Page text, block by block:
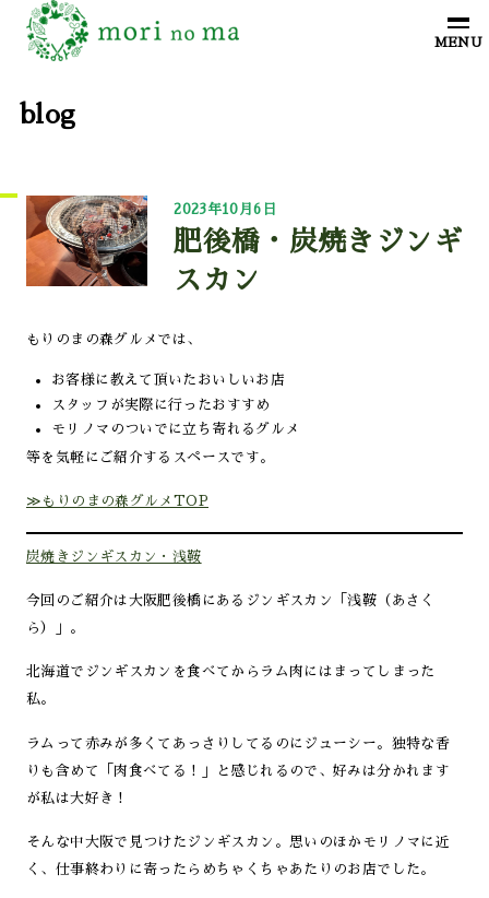
blog
2023年10月6日
肥後橋・炭焼きジンギ
スカン
もりのまの森グルメでは、
お客様に教えて頂いたおいしいお店
スタッフが実際に行ったおすすめ
モリノマのついでに立ち寄れるグルメ
等を気軽にご紹介するスペースです。
≫もりのまの森グルメTOP
炭焼きジンギスカン・浅鞍
今回のご紹介は大阪肥後橋にあるジンギスカン「浅鞍（あさく
ら）」。
北海道でジンギスカンを食べてからラム肉にはまってしまった
私。
ラムって赤みが多くてあっさりしてるのにジューシー。独特な香
りも含めて「肉食べてる！」と感じれるので、好みは分かれます
が私は大好き！
そんな中大阪で見つけたジンギスカン。思いのほかモリノマに近
く、仕事終わりに寄ったらめちゃくちゃあたりのお店でした。